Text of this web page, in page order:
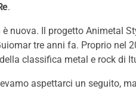
.
nuova. Il progetto Animetal
tre anni fa. Proprio nel
classifica metal e rock di
aspettarci un seguito,